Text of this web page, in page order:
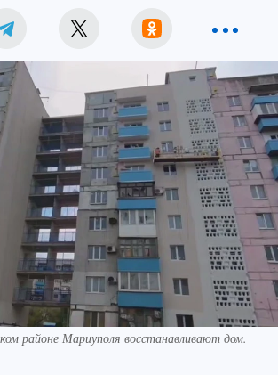
районе Мариуполя восстанавливают дом.